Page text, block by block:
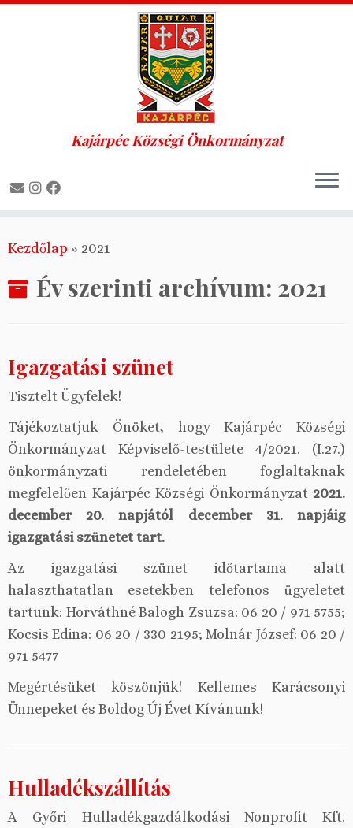
to
content
Kajárpéc Községi Önkormányzat
Kezdőlap » 2021
Év szerinti archívum: 2021
Igazgatási szünet
Tisztelt Ügyfelek!
Tájékoztatjuk Önöket, hogy Kajárpéc Községi
Önkormányzat Képviselő-testülete 4/2021. (I.27.)
önkormányzati rendeletében foglaltaknak
megfelelően Kajárpéc Községi Önkormányzat 2021.
december 20. napjától december 31. napjáig
igazgatási szünetet tart.
Az igazgatási szünet időtartama alatt
halaszthatatlan esetekben telefonos ügyeletet
tartunk: Horváthné Balogh Zsuzsa: 06 20 / 971 5755;
Kocsis Edina: 06 20 / 330 2195; Molnár József: 06 20 /
971 5477
Megértésüket köszönjük! Kellemes Karácsonyi
Ünnepeket és Boldog Új Évet Kívánunk!
Hulladékszállítás
A Győri Hulladékgazdálkodási Nonprofit Kft.